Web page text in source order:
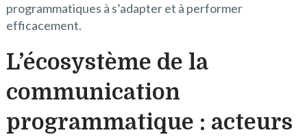
programmatiques à s’adapter et à performer
efficacement.
L’écosystème de la
communication
programmatique : acteurs